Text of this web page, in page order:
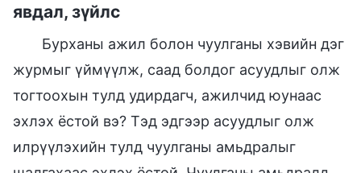
явдал, зүйлс
Бурханы ажил болон чуулганы хэвийн дэг
журмыг үймүүлж, саад болдог асуудлыг олж
тогтоохын тулд удирдагч, ажилчид юунаас
эхлэх ёстой вэ? Тэд эдгээр асуудлыг олж
илрүүлэхийн тулд чуулганы амьдралыг